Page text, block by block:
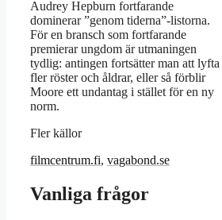
Audrey Hepburn fortfarande
dominerar ”genom tiderna”-listorna.
För en bransch som fortfarande
premierar ungdom är utmaningen
tydlig: antingen fortsätter man att lyfta
fler röster och åldrar, eller så förblir
Moore ett undantag i stället för en ny
norm.
Fler källor
filmcentrum.fi, vagabond.se
Vanliga frågor